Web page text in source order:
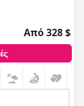
Από 328 $